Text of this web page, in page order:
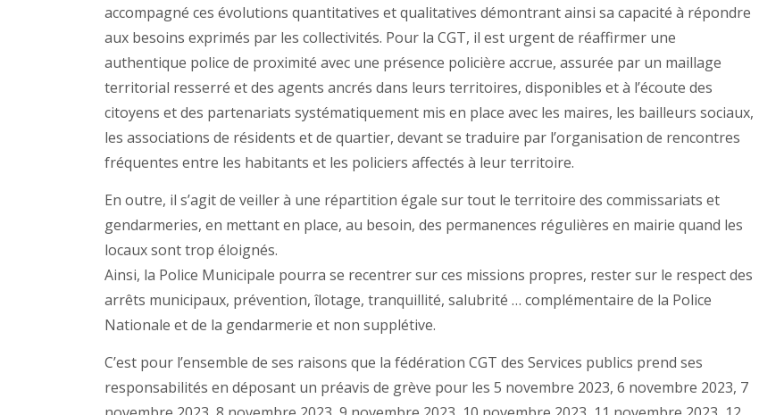
accompagné ces évolutions quantitatives et qualitatives démontrant ainsi sa capacité à répondre
aux besoins exprimés par les collectivités. Pour la CGT, il est urgent de réaffirmer une
authentique police de proximité avec une présence policière accrue, assurée par un maillage
territorial resserré et des agents ancrés dans leurs territoires, disponibles et à l’écoute des
citoyens et des partenariats systématiquement mis en place avec les maires, les bailleurs sociaux,
les associations de résidents et de quartier, devant se traduire par l’organisation de rencontres
fréquentes entre les habitants et les policiers affectés à leur territoire.
En outre, il s’agit de veiller à une répartition égale sur tout le territoire des commissariats et
gendarmeries, en mettant en place, au besoin, des permanences régulières en mairie quand les
locaux sont trop éloignés.
Ainsi, la Police Municipale pourra se recentrer sur ces missions propres, rester sur le respect des
arrêts municipaux, prévention, îlotage, tranquillité, salubrité … complémentaire de la Police
Nationale et de la gendarmerie et non supplétive.
C’est pour l’ensemble de ses raisons que la fédération CGT des Services publics prend ses
responsabilités en déposant un préavis de grève pour les 5 novembre 2023, 6 novembre 2023, 7